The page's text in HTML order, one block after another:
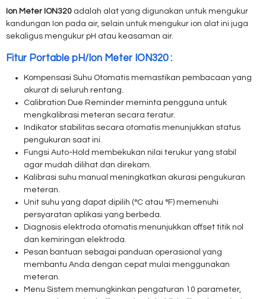
Ion Meter ION320 adalah alat yang digunakan untuk mengukur
kandungan Ion pada air, selain untuk mengukur ion alat ini juga
sekaligus mengukur pH atau keasaman air.
Fitur Portable pH/Ion Meter ION320 :
Kompensasi Suhu Otomatis memastikan pembacaan yang
akurat di seluruh rentang.
Calibration Due Reminder meminta pengguna untuk
mengkalibrasi meteran secara teratur.
Indikator stabilitas secara otomatis menunjukkan status
pengukuran saat ini.
Fungsi Auto-Hold membekukan nilai terukur yang stabil
agar mudah dilihat dan direkam.
Kalibrasi suhu manual meningkatkan akurasi pengukuran
meteran.
Unit suhu yang dapat dipilih (°C atau °F) memenuhi
persyaratan aplikasi yang berbeda.
Diagnosis elektroda otomatis menunjukkan offset titik nol
dan kemiringan elektroda.
Pesan bantuan sebagai panduan operasional yang
membantu Anda dengan cepat mulai menggunakan
meteran.
Menu Sistem memungkinkan pengaturan 10 parameter,